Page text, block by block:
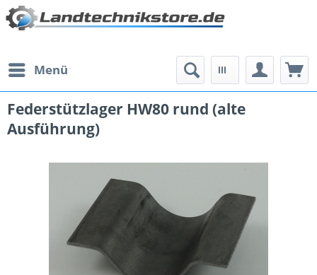
Menü
Federstützlager HW80 rund (alte
Ausführung)